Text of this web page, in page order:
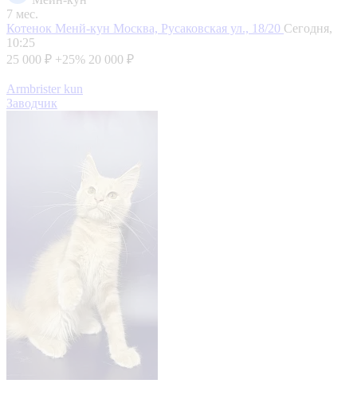
7 мес.
Котенок Менй-кун Москва, Русаковская ул., 18/20 Сегодня,
10:25
25 000 ₽ +25% 20 000 ₽
Armbrister kun
Заводчик